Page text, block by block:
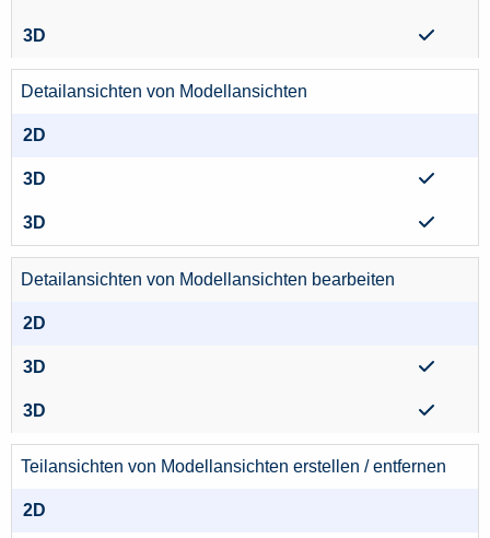
Detailansichten von Modellansichten
Detailansichten von Modellansichten bearbeiten
Teilansichten von Modellansichten erstellen / entfernen